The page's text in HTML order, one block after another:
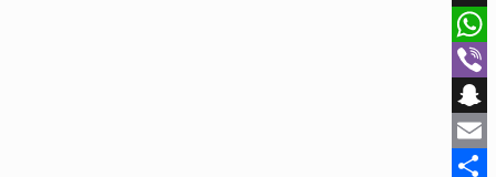
X
WhatsApp
Viber
Snapchat
Email